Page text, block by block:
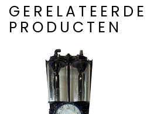
GERELATEERDE
PRODUCTEN